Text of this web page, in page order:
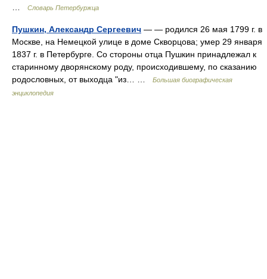
Словарь Петербуржца
Пушкин, Александр Сергеевич — — родился 26 мая 1799 г. в
Москве, на Немецкой улице в доме Скворцова; умер 29 января
1837 г. в Петербурге. Со стороны отца Пушкин принадлежал к
старинному дворянскому роду, происходившему, по сказанию
родословных, от выходца "из… …
Большая биографическая
энциклопедия